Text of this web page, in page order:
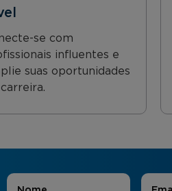
se com
influentes e
suas oportunidades
Nome E-mail